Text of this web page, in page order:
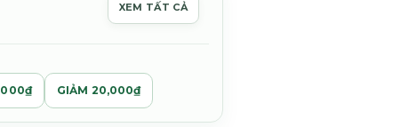
XEM TẤT CẢ
GIẢM 20,000₫